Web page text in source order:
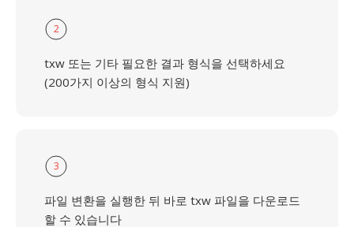
2
txw 또는 기타 필요한 결과 형식을 선택하세요
(200가지 이상의 형식 지원)
3
파일 변환을 실행한 뒤 바로 txw 파일을 다운로드
할 수 있습니다